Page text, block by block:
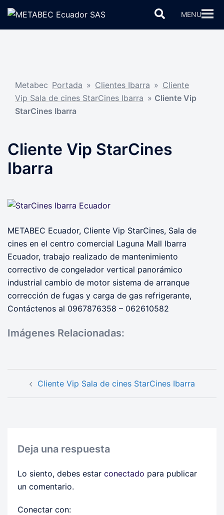
Saltar
contenido
Buscar MENU
Metabec Portada » Clientes Ibarra » Cliente
Vip Sala de cines StarCines Ibarra » Cliente Vip
StarCines Ibarra
Cliente Vip StarCines
Ibarra
METABEC Ecuador, Cliente Vip StarCines, Sala de
cines en el centro comercial Laguna Mall Ibarra
Ecuador, trabajo realizado de mantenimiento
correctivo de congelador vertical panorámico
industrial cambio de motor sistema de arranque
corrección de fugas y carga de gas refrigerante,
Contáctenos al 0967876358 – 062610582
Imágenes Relacionadas:
entradas
Cliente Vip Sala de cines StarCines Ibarra
Deja una respuesta
Lo siento, debes estar conectado para publicar
un comentario.
Conectar con: